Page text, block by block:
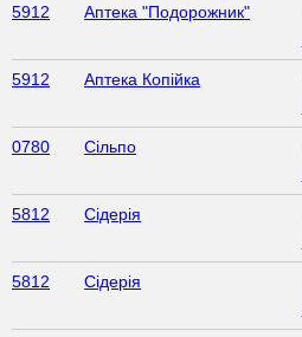
5912 Аптека "Подорожник"
5912 Аптека Копійка
0780 Сільпо
5812 Сідерія
5812 Сідерія